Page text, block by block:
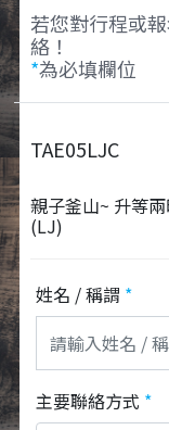
若您對行程或
絡！
*為必填欄位
TAE05LJC
親子釜山~ 升等
(LJ)
姓名 / 稱謂 *
主要聯絡方式 *